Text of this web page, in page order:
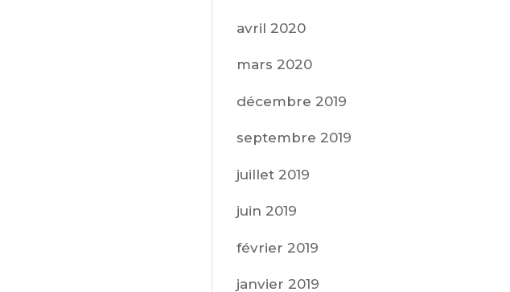
avril 2020
mars 2020
décembre 2019
septembre 2019
juillet 2019
juin 2019
février 2019
janvier 2019